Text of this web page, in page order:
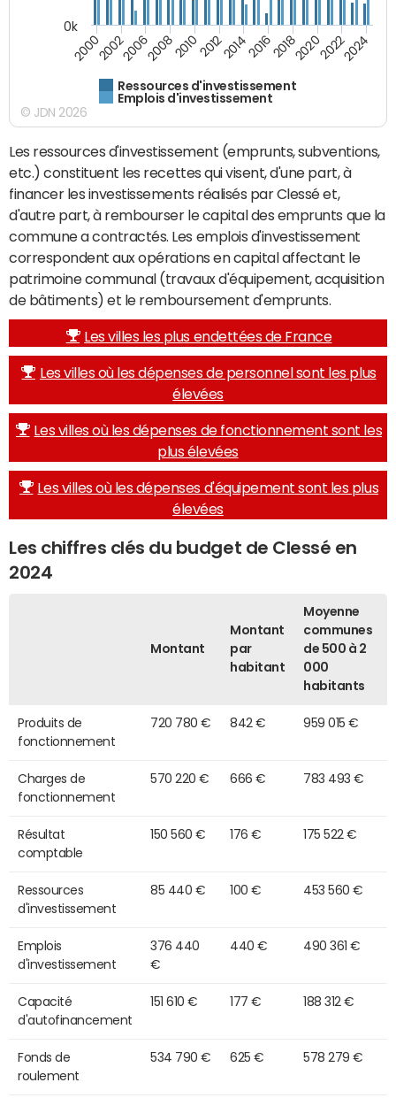
Ressources d'investissement
Emplois d'investissement
200020022006200820102012201420162018202020222024
0k
© JDN 2026
Les ressources d'investissement (emprunts, subventions,
etc.) constituent les recettes qui visent, d'une part, à
financer les investissements réalisés par Clessé et,
d'autre part, à rembourser le capital des emprunts que la
commune a contractés. Les emplois d'investissement
correspondent aux opérations en capital affectant le
patrimoine communal (travaux d'équipement, acquisition
de bâtiments) et le remboursement d'emprunts.
Les villes les plus endettées de France
Les villes où les dépenses de personnel sont les plus
élevées
Les villes où les dépenses de fonctionnement sont les
plus élevées
Les villes où les dépenses d'équipement sont les plus
élevées
Les chiffres clés du budget de Clessé en
2024
Montant
Montant
par
habitant
Moyenne
communes
de 500 à 2
000
habitants
Produits de
fonctionnement
720 780 € 842 € 959 015 €
Charges de
fonctionnement
570 220 € 666 € 783 493 €
Résultat
comptable
150 560 € 176 € 175 522 €
Ressources
d'investissement
85 440 € 100 € 453 560 €
Emplois
d'investissement
376 440
€
440 € 490 361 €
Capacité
d'autofinancement
151 610 € 177 € 188 312 €
Fonds de
roulement
534 790 € 625 € 578 279 €